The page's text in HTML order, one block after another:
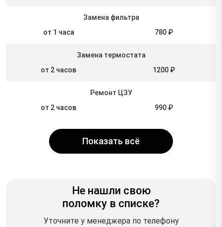
Замена фильтра
от 1 часа
780 ₽
Замена термостата
от 2 часов
1200 ₽
Ремонт ЦЗУ
от 2 часов
990 ₽
Показать всё
Не нашли свою
поломку в списке?
Уточните у менеджера по телефону